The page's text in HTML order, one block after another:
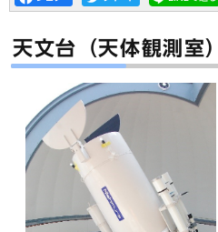
天文台（天体観測室）